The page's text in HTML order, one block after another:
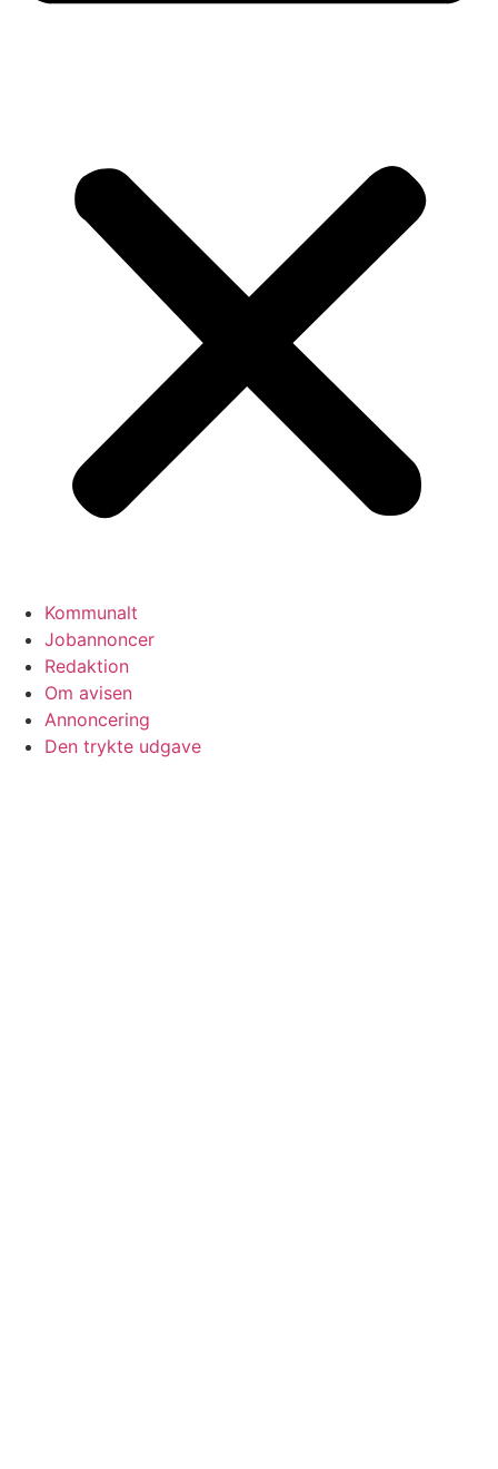
Kommunalt
Jobannoncer
Redaktion
Om avisen
Annoncering
Den trykte udgave